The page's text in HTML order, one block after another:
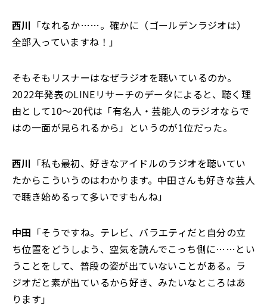
西川 「なれるか……。確かに（ゴールデンラジオは）
全部入っていますね！」
そもそもリスナーはなぜラジオを聴いているのか。
2022年発表のLINEリサーチのデータによると、聴く理
由として10～20代は「有名人・芸能人のラジオならで
はの一面が見られるから」というのが1位だった。
西川 「私も最初、好きなアイドルのラジオを聴いてい
たからこういうのはわかります。中田さんも好きな芸人
で聴き始めるって多いですもんね」
中田 「そうですね。テレビ、バラエティだと自分の立
ち位置をどうしよう、空気を読んでこっち側に……とい
うことをして、普段の姿が出ていないことがある。ラ
ジオだと素が出ているから好き、みたいなところはあ
ります」